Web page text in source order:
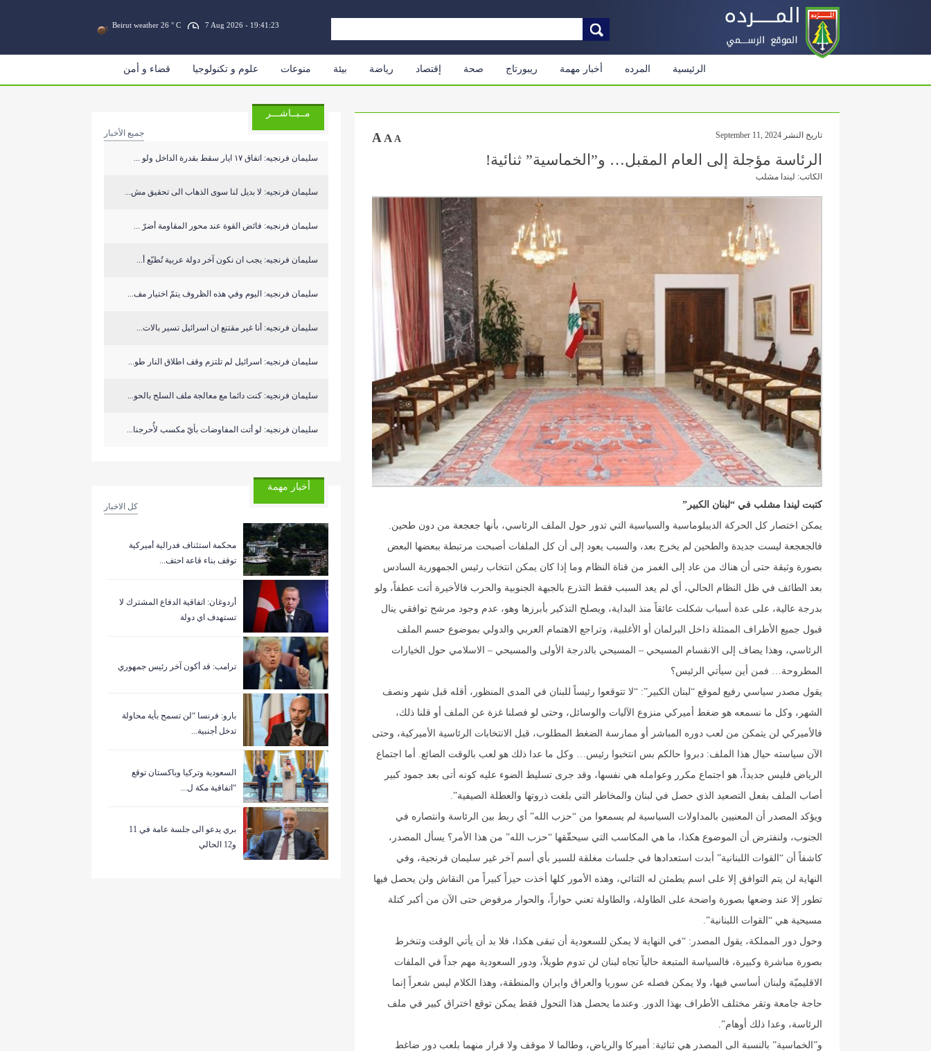
Beirut weather 26 ° C 7 Aug 2026 - 19:41:24
الرئيسية المرده أخبار مهمة ريبورتاج صحة إقتصاد رياضة بيئة منوعات علوم و تكنولوجيا قضاء و أمن
تاريخ النشر September 11, 2024 A A A
الرئاسة مؤجلة إلى العام المقبل… و”الخماسية” ثنائية!
الكاتب: ليندا مشلب
كتبت ليندا مشلب في “لبنان الكبير”
يمكن اختصار كل الحركة الديبلوماسية والسياسية التي تدور حول الملف الرئاسي، بأنها جعجعة من دون طحين.
فالجعجعة ليست جديدة والطحين لم يخرج بعد، والسبب يعود إلى أن كل الملفات أصبحت مرتبطة ببعضها البعض
بصورة وثيقة حتى أن هناك من عاد إلى الغمز من قناة النظام وما إذا كان يمكن انتخاب رئيس الجمهورية السادس
بعد الطائف في ظل النظام الحالي، أي لم يعد السبب فقط التذرع بالجبهة الجنوبية والحرب فالأخيرة أتت عطفاً، ولو
بدرجة عالية، على عدة أسباب شكلت عائقاً منذ البداية، ويصلح التذكير بأبرزها وهو، عدم وجود مرشح توافقي ينال
قبول جميع الأطراف الممثلة داخل البرلمان أو الأغلبية، وتراجع الاهتمام العربي والدولي بموضوع حسم الملف
الرئاسي، وهذا يضاف إلى الانقسام المسيحي – المسيحي بالدرجة الأولى والمسيحي – الاسلامي حول الخيارات
المطروحة… فمن أين سيأتي الرئيس؟
يقول مصدر سياسي رفيع لموقع “لبنان الكبير”: “لا تتوقعوا رئيساً للبنان في المدى المنظور، أقله قبل شهر ونصف
الشهر، وكل ما نسمعه هو ضغط أميركي منزوع الآليات والوسائل، وحتى لو فصلنا غزة عن الملف أو قلنا ذلك،
فالأميركي لن يتمكن من لعب دوره المباشر أو ممارسة الضغط المطلوب، قبل الانتخابات الرئاسية الأميركية، وحتى
الآن سياسته حيال هذا الملف: دبروا حالكم بس انتخبوا رئيس… وكل ما عدا ذلك هو لعب بالوقت الضائع. أما اجتماع
الرياض فليس جديداً، هو اجتماع مكرر وعوامله هي نفسها، وقد جرى تسليط الضوء عليه كونه أتى بعد جمود كبير
أصاب الملف بفعل التصعيد الذي حصل في لبنان والمخاطر التي بلغت ذروتها والعطلة الصيفية”.
ويؤكد المصدر أن المعنيين بالمداولات السياسية لم يسمعوا من “حزب الله” أي ربط بين الرئاسة وانتصاره في
الجنوب، ولنفترض أن الموضوع هكذا، ما هي المكاسب التي سيحقّقها “حزب الله” من هذا الأمر؟ يسأل المصدر،
كاشفاً أن “القوات اللبنانية” أبدت استعدادها في جلسات مغلقة للسير بأي أسم آخر غير سليمان فرنجية، وفي
النهاية لن يتم التوافق إلا على اسم يطمئن له الثنائي، وهذه الأمور كلها أخذت حيزاً كبيراً من النقاش ولن يحصل فيها
تطور إلا عند وضعها بصورة واضحة على الطاولة، والطاولة تعني حواراً، والحوار مرفوض حتى الآن من أكبر كتلة
مسيحية هي “القوات اللبنانية”.
وحول دور المملكة، يقول المصدر: “في النهاية لا يمكن للسعودية أن تبقى هكذا، فلا بد أن يأتي الوقت وتنخرط
بصورة مباشرة وكبيرة، فالسياسة المتبعة حالياً تجاه لبنان لن تدوم طويلاً، ودور السعودية مهم جداً في الملفات
الاقليميّة ولبنان أساسي فيها، ولا يمكن فصله عن سوريا والعراق وايران والمنطقة، وهذا الكلام ليس شعراً إنما
حاجة جامعة وتقر مختلف الأطراف بهذا الدور. وعندما يحصل هذا التحول فقط يمكن توقع اختراق كبير في ملف
الرئاسة، وعدا ذلك أوهام”.
و”الخماسية” بالنسبة الى المصدر هي ثنائية: أميركا والرياض، وطالما لا موقف ولا قرار منهما بلعب دور ضاغط
مــبــاشـــر
جميع الأخبار
سليمان فرنجيه: اتفاق ١٧ ايار سقط بقدرة الداخل ولو ...
سليمان فرنجيه: لا بديل لنا سوى الذهاب الى تحقيق مش...
سليمان فرنجيه: فائض القوة عند محور المقاومة أضرّ ...
سليمان فرنجيه: يجب ان نكون آخر دولة عربية تُطبّع أ...
سليمان فرنجيه: اليوم وفي هذه الظروف يتمّ اختيار مف...
سليمان فرنجيه: أنا غير مقتنع ان اسرائيل تسير بالات...
سليمان فرنجيه: اسرائيل لم تلتزم وقف اطلاق النار طو...
سليمان فرنجيه: كنت دائما مع معالجة ملف السلح بالحو...
سليمان فرنجيه: لو أتت المفاوضات بأيّ مكسب لأُحرجنا...
أخبار مهمة
كل الاخبار
‏محكمة استئناف فدرالية أميركية
توقف بناء قاعة احتف...
أردوغان: اتفاقية الدفاع المشترك لا
تستهدف اي دولة
ترامب: قد أكون آخر رئيس جمهوري
بارو: فرنسا “لن تسمح بأية محاولة
تدخل أجنبية...
السعودية وتركيا وباكستان توقع
“اتفاقية مكة ل...
بري يدعو الى جلسة عامة في 11
و12 الحالي